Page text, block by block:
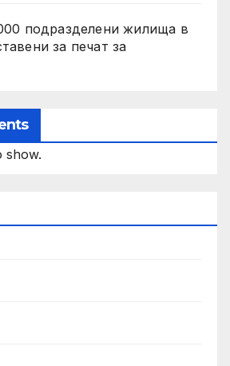
подразделени жилища в
за печат за
show.